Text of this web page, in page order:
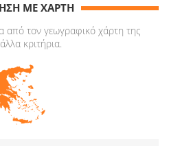
ΜΕ ΧΑΡΤΗ
από τον γεωγραφικό χάρτη της
κριτήρια.